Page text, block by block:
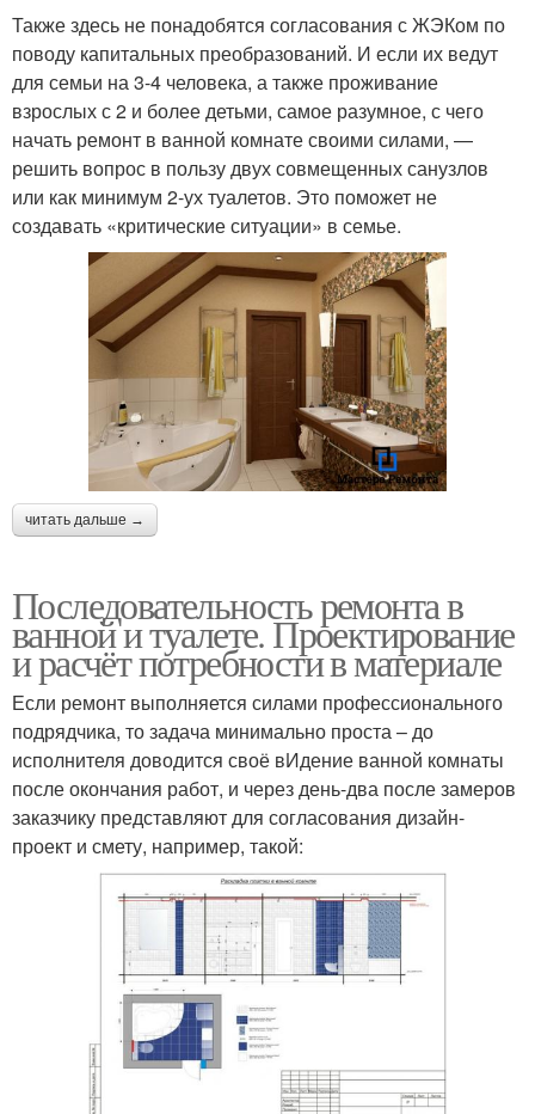
Также здесь не понадобятся согласования с ЖЭКом по
поводу капитальных преобразований. И если их ведут
для семьи на 3-4 человека, а также проживание
взрослых с 2 и более детьми, самое разумное, с чего
начать ремонт в ванной комнате своими силами, —
решить вопрос в пользу двух совмещенных санузлов
или как минимум 2-ух туалетов. Это поможет не
создавать «критические ситуации» в семье.
читать дальше →
Последовательность ремонта в
ванной и туалете. Проектирование
и расчёт потребности в материале
Если ремонт выполняется силами профессионального
подрядчика, то задача минимально проста – до
исполнителя доводится своё вИдение ванной комнаты
после окончания работ, и через день-два после замеров
заказчику представляют для согласования дизайн-
проект и смету, например, такой: